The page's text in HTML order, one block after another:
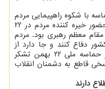
با شکوه راهپیمایی مردم
در ۲۲ بهمن امسال اشاره کرد: حضور خیره کننده مردم در ۲۲
معظم رهبری بود. مردم
دفاع کنند و جا دارد از
یکایک مردم به خاطر حضور در حماسه ملی ۲۲ بهمن تشکر
قاطع به دشمنان انقلاب
دارند